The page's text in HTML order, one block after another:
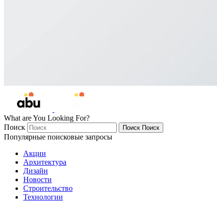
What are You Looking For?
Поиск
Поиск Поиск
Популярные поисковые запросы
Акции
Архитектура
Дизайн
Новости
Строительство
Технологии